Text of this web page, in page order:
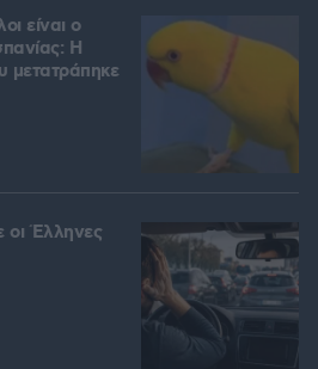
είναι ο
Η
οι Έλληνες